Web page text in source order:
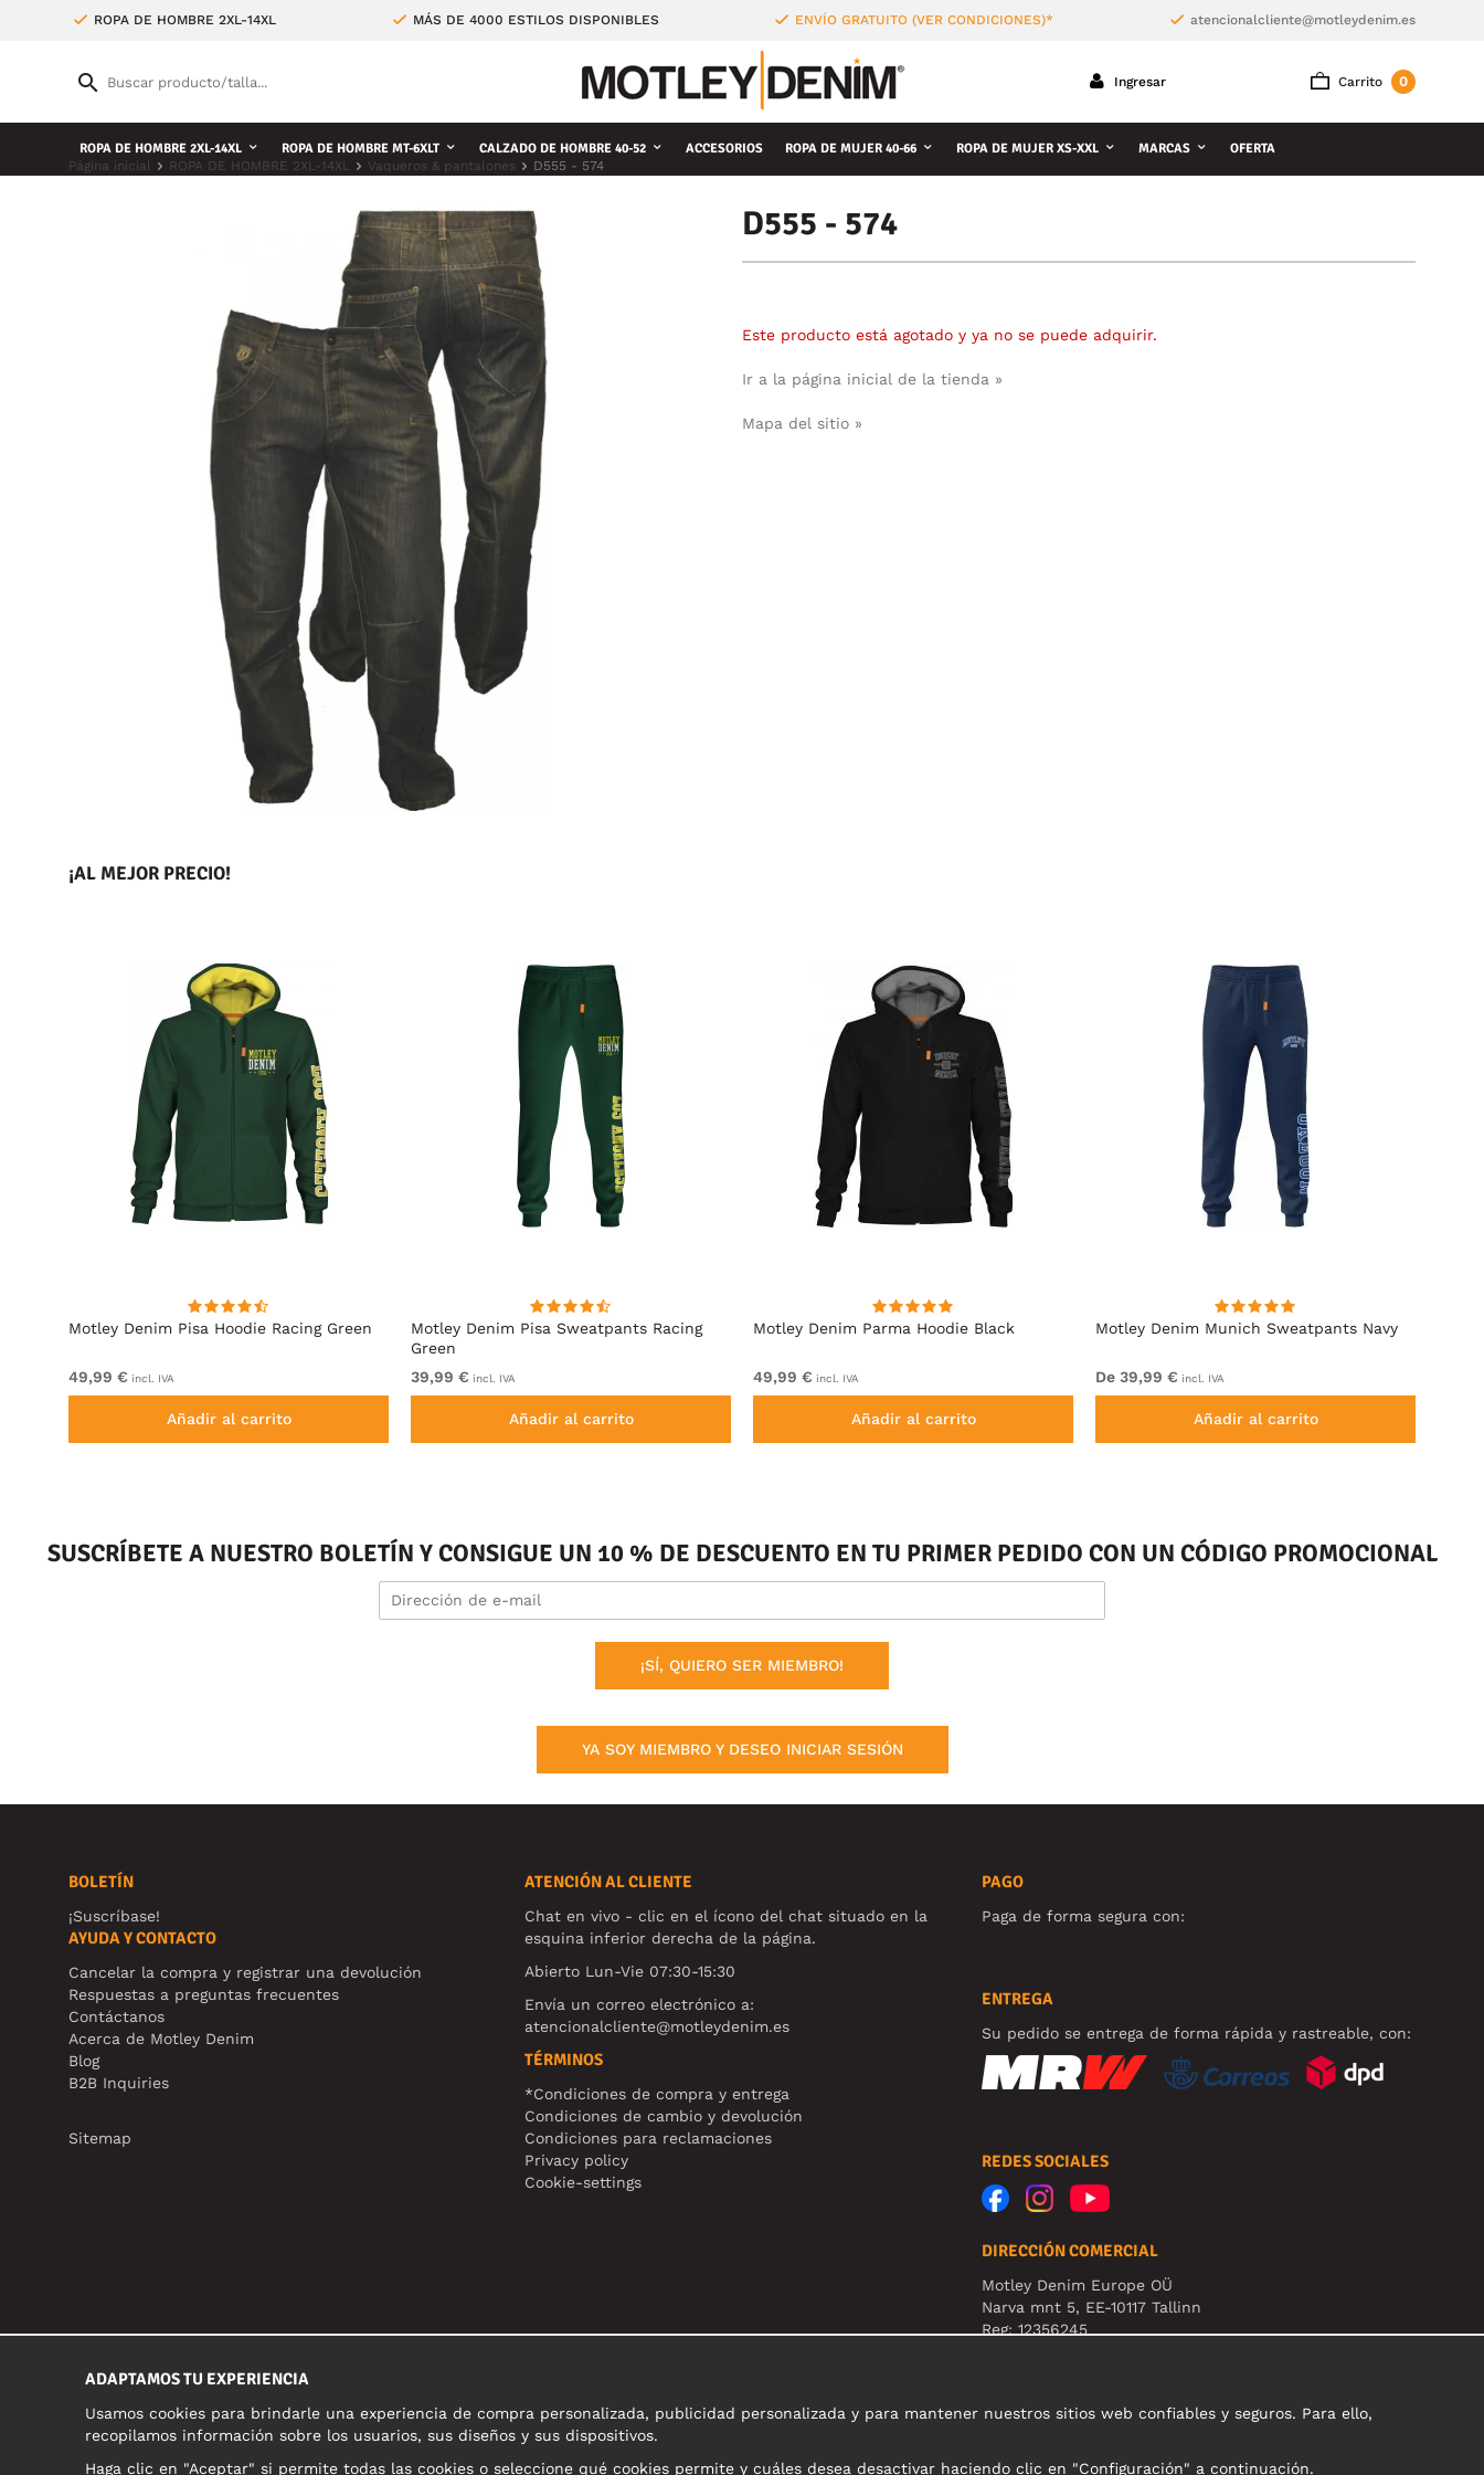
ROPA DE HOMBRE 2XL-14XL MÁS DE 4000 ESTILOS DISPONIBLES ENVÍO GRATUITO (VER CONDICIONES)* atencionalcliente@motleydenim.es
Carrito 0
Ingresar
ROPA DE HOMBRE 2XL-14XL ROPA DE HOMBRE MT-6XLT CALZADO DE HOMBRE 40-52 ACCESORIOS ROPA DE MUJER 40-66 ROPA DE MUJER XS-XXL MARCAS OFERTA
Página inicial ROPA DE HOMBRE 2XL-14XL Vaqueros & pantalones D555 - 574
D555 - 574
Este producto está agotado y ya no se puede adquirir.
Ir a la página inicial de la tienda »
Mapa del sitio »
¡AL MEJOR PRECIO!
Motley Denim Pisa Hoodie Racing Green
49,99 € incl. IVA
Añadir al carrito
Motley Denim Pisa Sweatpants Racing
Green
39,99 € incl. IVA
Añadir al carrito
Motley Denim Parma Hoodie Black
49,99 € incl. IVA
Añadir al carrito
Motley Denim Munich Sweatpants Navy
De 39,99 € incl. IVA
Añadir al carrito
SUSCRÍBETE A NUESTRO BOLETÍN Y CONSIGUE UN 10 % DE DESCUENTO EN TU PRIMER PEDIDO CON UN CÓDIGO PROMOCIONAL
¡SÍ, QUIERO SER MIEMBRO!
YA SOY MIEMBRO Y DESEO INICIAR SESIÓN
BOLETÍN
¡Suscríbase!
AYUDA Y CONTACTO
Cancelar la compra y registrar una devolución
Respuestas a preguntas frecuentes
Contáctanos
Acerca de Motley Denim
Blog
B2B Inquiries
Sitemap
ATENCIÓN AL CLIENTE
Chat en vivo - clic en el ícono del chat situado en la
esquina inferior derecha de la página.
Abierto Lun-Vie 07:30-15:30
Envía un correo electrónico a:
atencionalcliente@motleydenim.es
TÉRMINOS
*Condiciones de compra y entrega
Condiciones de cambio y devolución
Condiciones para reclamaciones
Privacy policy
Cookie-settings
PAGO
Paga de forma segura con:
ENTREGA
Su pedido se entrega de forma rápida y rastreable, con:
REDES SOCIALES
DIRECCIÓN COMERCIAL
Motley Denim Europe OÜ
Narva mnt 5, EE-10117 Tallinn
Reg: 12356245
ADAPTAMOS TU EXPERIENCIA
Usamos cookies para brindarle una experiencia de compra personalizada, publicidad personalizada y para mantener nuestros sitios web confiables y seguros. Para ello,
recopilamos información sobre los usuarios, sus diseños y sus dispositivos.
Haga clic en "Aceptar" si permite todas las cookies o seleccione qué cookies permite y cuáles desea desactivar haciendo clic en "Configuración" a continuación.